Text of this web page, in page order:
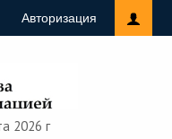
Авторизация
2026 г